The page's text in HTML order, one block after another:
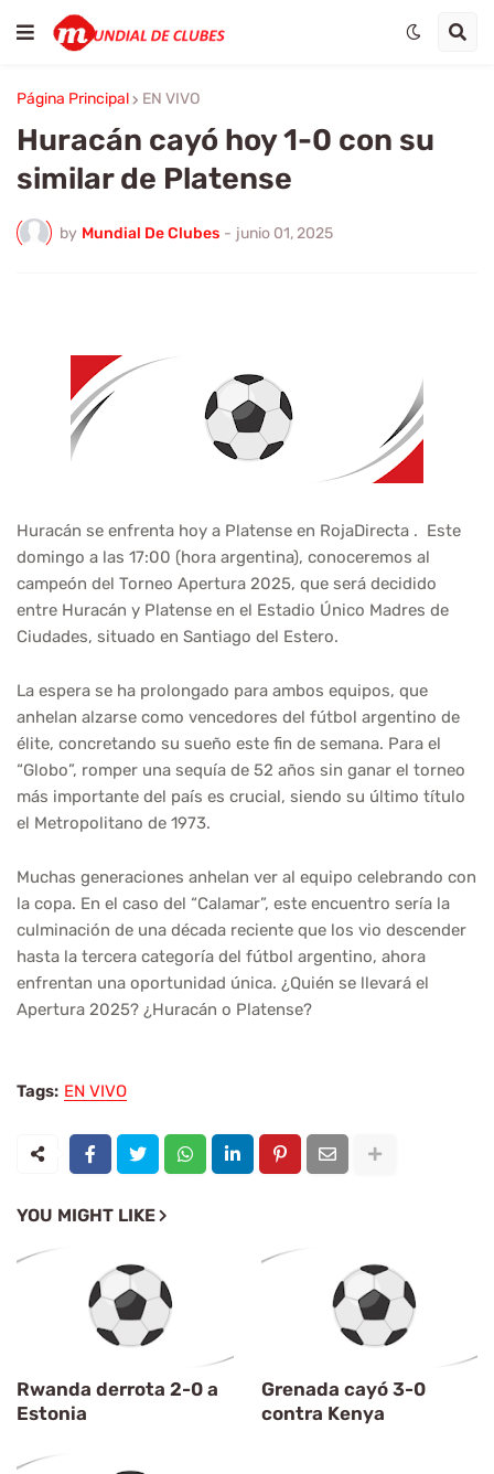
Página Principal EN VIVO
Huracán cayó hoy 1-0 con su
similar de Platense
by Mundial De Clubes - junio 01, 2025
Huracán se enfrenta hoy a Platense en RojaDirecta . Este
domingo a las 17:00 (hora argentina), conoceremos al
campeón del Torneo Apertura 2025, que será decidido
entre Huracán y Platense en el Estadio Único Madres de
Ciudades, situado en Santiago del Estero.
La espera se ha prolongado para ambos equipos, que
anhelan alzarse como vencedores del fútbol argentino de
élite, concretando su sueño este fin de semana. Para el
“Globo”, romper una sequía de 52 años sin ganar el torneo
más importante del país es crucial, siendo su último título
el Metropolitano de 1973.
Muchas generaciones anhelan ver al equipo celebrando con
la copa. En el caso del “Calamar”, este encuentro sería la
culminación de una década reciente que los vio descender
hasta la tercera categoría del fútbol argentino, ahora
enfrentan una oportunidad única. ¿Quién se llevará el
Apertura 2025? ¿Huracán o Platense?
Tags: EN VIVO
YOU MIGHT LIKE
Rwanda derrota 2-0 a
Estonia
Grenada cayó 3-0
contra Kenya